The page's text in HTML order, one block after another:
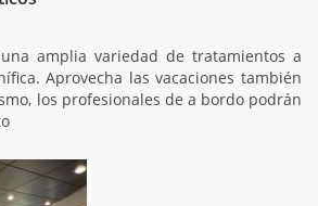
amplia variedad de tratamientos a
Aprovecha las vacaciones también
los profesionales de a bordo podrán